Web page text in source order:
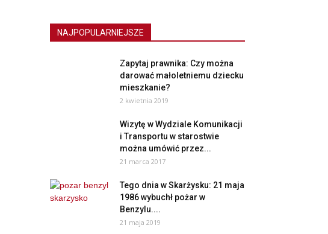
NAJPOPULARNIEJSZE
Zapytaj prawnika: Czy można
darować małoletniemu dziecku
mieszkanie?
2 kwietnia 2019
Wizytę w Wydziale Komunikacji
i Transportu w starostwie
można umówić przez...
21 marca 2017
Tego dnia w Skarżysku: 21 maja
1986 wybuchł pożar w
Benzylu....
21 maja 2019